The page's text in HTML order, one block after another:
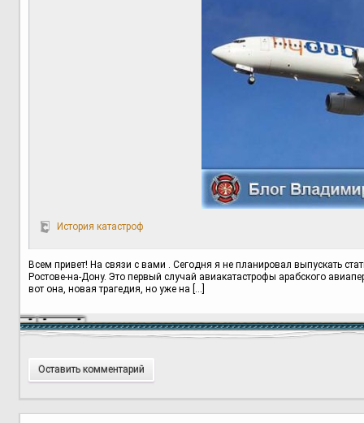
История катастроф
Всем привет! На связи с вами . Сегодня я не планировал выпускать
Ростове-на-Дону. Это первый случай авиакатастрофы арабского
вот она, новая трагедия, но уже на […]
Оставить комментарий